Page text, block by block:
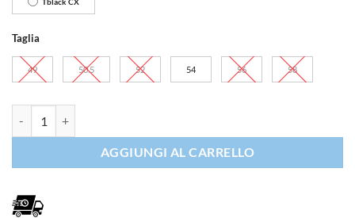
Taglia
49 50.5 52 54 56 58
AGGIUNGI AL CARRELLO